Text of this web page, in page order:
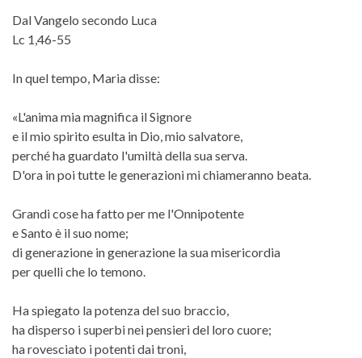
Dal Vangelo secondo Luca
Lc 1,46-55
In quel tempo, Maria disse:
«L'anima mia magnifica il Signore
e il mio spirito esulta in Dio, mio salvatore,
perché ha guardato l'umiltà della sua serva.
D'ora in poi tutte le generazioni mi chiameranno beata.
Grandi cose ha fatto per me l'Onnipotente
e Santo è il suo nome;
di generazione in generazione la sua misericordia
per quelli che lo temono.
Ha spiegato la potenza del suo braccio,
ha disperso i superbi nei pensieri del loro cuore;
ha rovesciato i potenti dai troni,